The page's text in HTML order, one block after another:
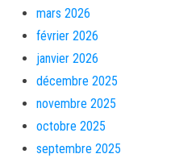
mars 2026
février 2026
janvier 2026
décembre 2025
novembre 2025
octobre 2025
septembre 2025